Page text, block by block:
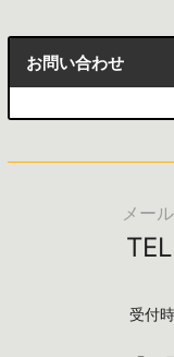
お問い合わせ
メー
受付